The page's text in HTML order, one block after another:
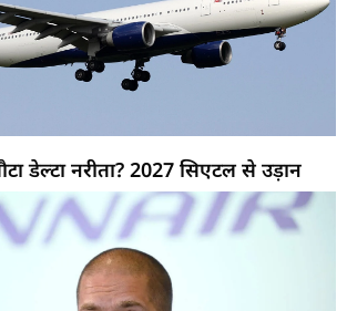
डेल्टा नरीता? 2027 सिएटल से उड़ान